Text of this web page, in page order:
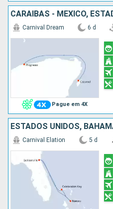
CARAIBAS - MEXICO,
Pague em 4X
Carnival Dream 6 d
ESTADOS UNIDOS,
Carnival Elation 5 d